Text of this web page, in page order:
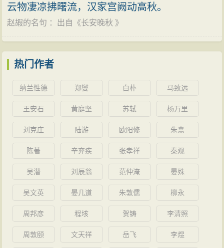
云物凄凉拂曙流，汉家宫阙动高秋。
赵嘏的名句 ：出自《长安晚秋 》
热门作者
纳兰性德 郑燮 白朴 马致远
王安石 黄庭坚 苏轼 杨万里
刘克庄 陆游 欧阳修 朱熹
陈著 辛弃疾 张孝祥 秦观
吴潜 刘辰翁 范仲淹 晏殊
吴文英 晏几道 朱敦儒 柳永
周邦彦 程垓 贺铸 李清照
周敦颐 文天祥 岳飞 李煜